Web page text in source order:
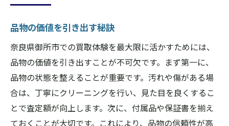
品物の価値を引き出す秘訣
奈良県御所市での買取体験を最大限に活かすためには、
品物の価値を引き出すことが不可欠です。まず第一に、
品物の状態を整えることが重要です。汚れや傷がある場
合は、丁寧にクリーニングを行い、見た目を良くするこ
とで査定額が向上します。次に、付属品や保証書を揃え
ておくことが大切です。これにより、品物の信頼性が高